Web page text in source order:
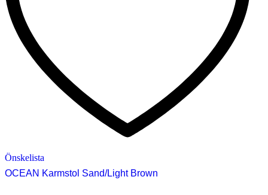
Önskelista
OCEAN Karmstol Sand/Light Brown